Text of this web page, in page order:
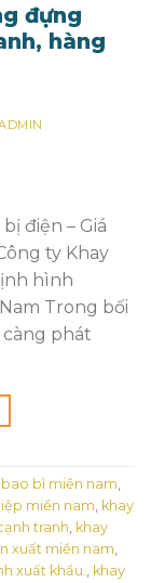
đựng
hàng
điện – Giá
ty Khay
hình
Trong bối
phát
bì miền nam,
miền nam, khay
tranh, khay
xuất miền nam,
xuất khẩu., khay